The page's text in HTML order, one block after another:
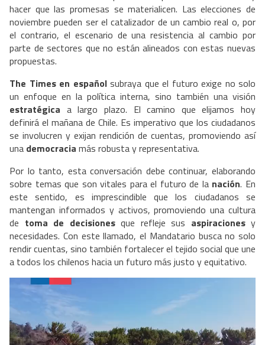
hacer que las promesas se materialicen. Las elecciones de
noviembre pueden ser el catalizador de un cambio real o, por
el contrario, el escenario de una resistencia al cambio por
parte de sectores que no están alineados con estas nuevas
propuestas.
The Times en españolsubraya que el futuro exige no solo
un enfoque en la política interna, sino también una visión
estratégica a largo plazo. El camino que elijamos hoy
definirá el mañana de Chile. Es imperativo que los ciudadanos
se involucren y exijan rendición de cuentas, promoviendo así
una democracia más robusta y representativa.
Por lo tanto, esta conversación debe continuar, elaborando
sobre temas que son vitales para el futuro de la nación. En
este sentido, es imprescindible que los ciudadanos se
mantengan informados y activos, promoviendo una cultura
de toma de decisionesque refleje sus aspiracionesy
necesidades. Con este llamado, el Mandatario busca no solo
rendir cuentas, sino también fortalecer el tejido social que une
a todos los chilenos hacia un futuro más justo y equitativo.